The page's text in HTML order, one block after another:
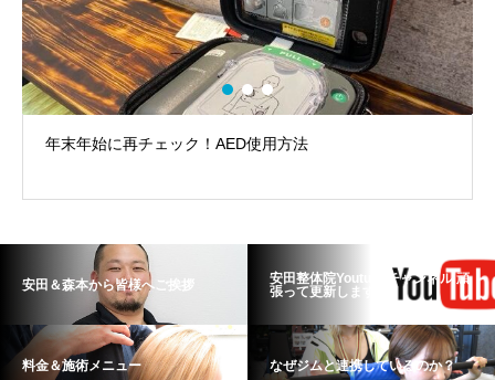
年末年始に再チェック！AED使用方法
安田＆森本から皆様へご挨拶
安田整体院Youtubeチャンネル 頑
張って更新します！
料金＆施術メニュー なぜジムと連携しているのか？